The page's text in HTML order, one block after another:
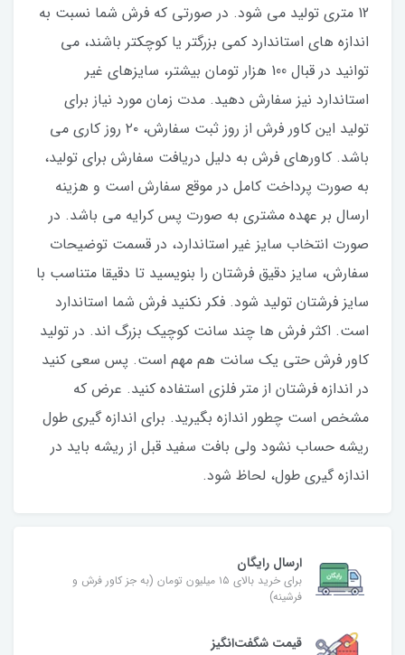
12 متری تولید می شود. در صورتی که فرش شما نسبت به
اندازه های استاندارد کمی بزرگتر یا کوچکتر باشند، می
توانید در قبال 100 هزار تومان بیشتر، سایزهای غیر
استاندارد نیز سفارش دهید. مدت زمان مورد نیاز برای
تولید این کاور فرش از روز ثبت سفارش، ۲۰ روز کاری می
باشد. کاورهای فرش به دلیل دریافت سفارش برای تولید،
به صورت پرداخت کامل در موقع سفارش است و هزینه
ارسال بر عهده مشتری به صورت پس کرایه می باشد. در
صورت انتخاب سایز غیر استاندارد، در قسمت توضیحات
سفارش، سایز دقیق فرشتان را بنویسید تا دقیقا متناسب با
سایز فرشتان تولید شود. فکر نکنید فرش شما استاندارد
است. اکثر فرش ها چند سانت کوچیک بزرگ اند. در تولید
کاور فرش حتی یک سانت هم مهم است. پس سعی کنید
در اندازه فرشتان از متر فلزی استفاده کنید‌. عرض که
مشخص است چطور اندازه بگیرید. برای اندازه گیری طول
ریشه حساب نشود ولی بافت سفید قبل از ریشه باید در
اندازه گیری طول، لحاظ شود.
ارسال رایگان
برای خرید بالای ۱۵ میلیون تومان (به جز کاور فرش و
فرشینه)
قیمت شگفت‌انگیز